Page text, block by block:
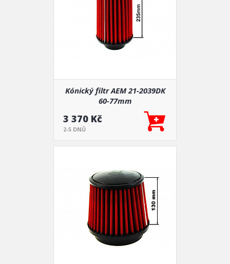
Kónický filtr AEM 21-2039DK
60-77mm
3 370 Kč
2-5 DNŮ